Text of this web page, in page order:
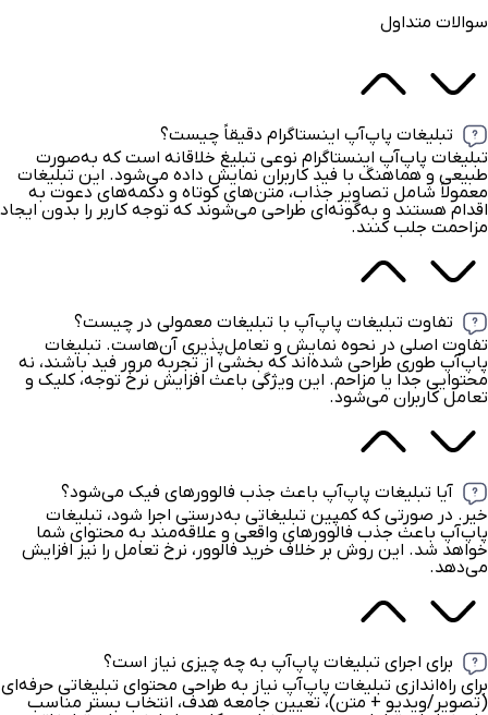
سوالات متداول
تبلیغات پاپ‌آپ اینستاگرام دقیقاً چیست؟
تبلیغات پاپ‌آپ اینستاگرام نوعی تبلیغ خلاقانه است که به‌صورت
طبیعی و هماهنگ با فید کاربران نمایش داده می‌شود. این تبلیغات
معمولاً شامل تصاویر جذاب، متن‌های کوتاه و دکمه‌های دعوت به
اقدام هستند و به‌گونه‌ای طراحی می‌شوند که توجه کاربر را بدون ایجاد
مزاحمت جلب کنند.
تفاوت تبلیغات پاپ‌آپ با تبلیغات معمولی در چیست؟
تفاوت اصلی در نحوه نمایش و تعامل‌پذیری آن‌هاست. تبلیغات
پاپ‌آپ طوری طراحی شده‌اند که بخشی از تجربه مرور فید باشند، نه
محتوایی جدا یا مزاحم. این ویژگی باعث افزایش نرخ توجه، کلیک و
تعامل کاربران می‌شود.
آیا تبلیغات پاپ‌آپ باعث جذب فالوورهای فیک می‌شود؟
خیر. در صورتی که کمپین تبلیغاتی به‌درستی اجرا شود، تبلیغات
پاپ‌آپ باعث جذب فالوورهای واقعی و علاقه‌مند به محتوای شما
خواهد شد. این روش بر خلاف خرید فالوور، نرخ تعامل را نیز افزایش
می‌دهد.
برای اجرای تبلیغات پاپ‌آپ به چه چیزی نیاز است؟
برای راه‌اندازی تبلیغات پاپ‌آپ نیاز به طراحی محتوای تبلیغاتی حرفه‌ای
(تصویر/ویدیو + متن)، تعیین جامعه هدف، انتخاب بستر مناسب